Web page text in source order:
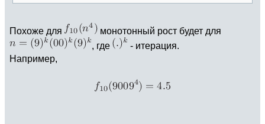
Похоже для
монотонный рост будет для
, где
- итерация.
Например,